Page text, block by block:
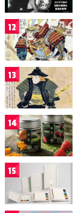
12
13
14
15